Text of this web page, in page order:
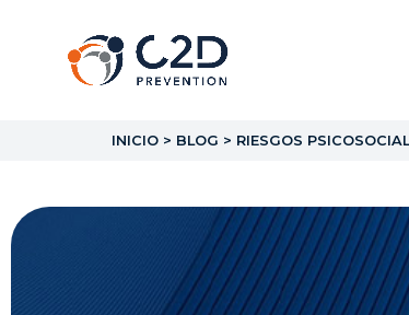
INICIO > BLOG > RIESGOS